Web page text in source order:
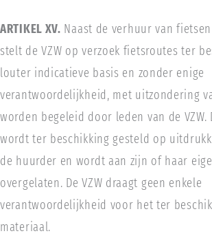
ARTIKEL XV. Naast de verhuur van
stelt de VZW op verzoek fietsroutes ter
louter indicatieve basis en zonder enige
verantwoordelijkheid, met uitzondering
worden begeleid door leden van de
wordt ter beschikking gesteld op
de huurder en wordt aan zijn of haar
overgelaten. De VZW draagt geen enkele
verantwoordelijkheid voor het ter
materiaal.